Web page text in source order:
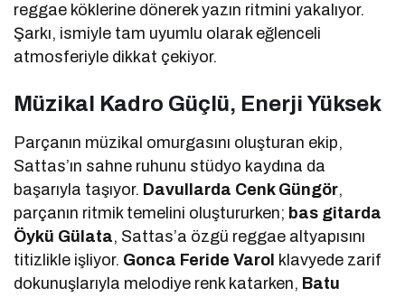
reggae köklerine dönerek yazın ritmini yakalıyor.
Şarkı, ismiyle tam uyumlu olarak eğlenceli
atmosferiyle dikkat çekiyor.
Müzikal Kadro Güçlü, Enerji Yüksek
Parçanın müzikal omurgasını oluşturan ekip,
Sattas’ın sahne ruhunu stüdyo kaydına da
başarıyla taşıyor. Davullarda Cenk Güngör,
parçanın ritmik temelini oluştururken; bas gitarda
Öykü Gülata, Sattas’a özgü reggae altyapısını
titizlikle işliyor. Gonca Feride Varol klavyede zarif
dokunuşlarıyla melodiye renk katarken, Batu